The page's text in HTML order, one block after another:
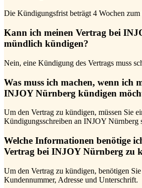
Die Kündigungsfrist beträgt 4 Wochen zum
Kann ich meinen Vertrag bei
mündlich kündigen?
Nein, eine Kündigung des Vertrags muss
Was muss ich machen, wenn ich
INJOY Nürnberg kündigen
Um den Vertrag zu kündigen, müssen Sie
Kündigungsschreiben an INJOY Nürnberg
Welche Informationen benötige
Vertrag bei INJOY Nürnberg zu
Um den Vertrag zu kündigen, benötigen
Kundennummer, Adresse und Unterschrift.